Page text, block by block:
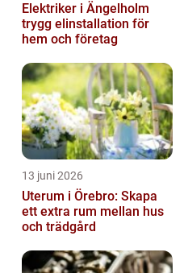
Elektriker i Ängelholm
trygg elinstallation för
hem och företag
13 juni 2026
Uterum i Örebro: Skapa
ett extra rum mellan hus
och trädgård